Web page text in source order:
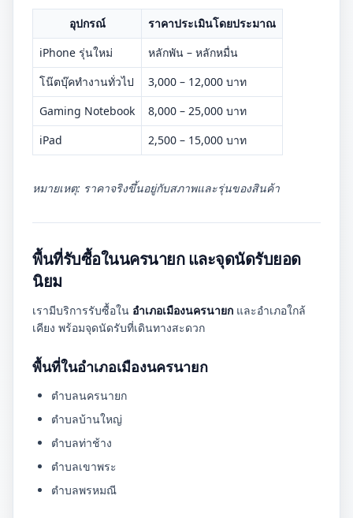
อุปกรณ์
ราคาประเมินโดยประมาณ
iPhone รุ่นใหม่
หลักพัน – หลักหมื่น
โน๊ตบุ๊คทำงานทั่วไป
3,000 – 12,000 บาท
Gaming Notebook
8,000 – 25,000 บาท
iPad
2,500 – 15,000 บาท
หมายเหตุ: ราคาจริงขึ้นอยู่กับสภาพและรุ่นของสินค้า
พื้นที่รับซื้อในนครนายก และจุดนัดรับยอด
นิยม
เรามีบริการรับซื้อใน อำเภอเมืองนครนายก และอำเภอใกล้
เคียง พร้อมจุดนัดรับที่เดินทางสะดวก
พื้นที่ในอำเภอเมืองนครนายก
ตำบลนครนายก
ตำบลบ้านใหญ่
ตำบลท่าช้าง
ตำบลเขาพระ
ตำบลพรหมณี